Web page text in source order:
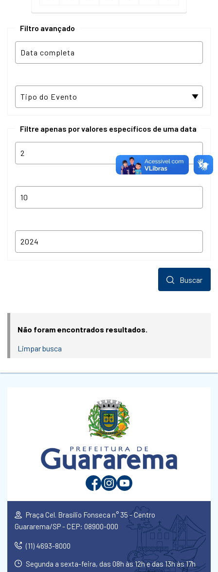
Filtro avançado
Filtre apenas por valores específicos de uma data
Buscar
Não foram encontrados resultados.
Limpar busca
Praça Cel. Brasílio Fonseca n° 35 - Centro
Guararema/SP - CEP: 08900-000
(11) 4693-8000
Segunda a sexta-feira, das 08h às 12h e das 13h às 17h